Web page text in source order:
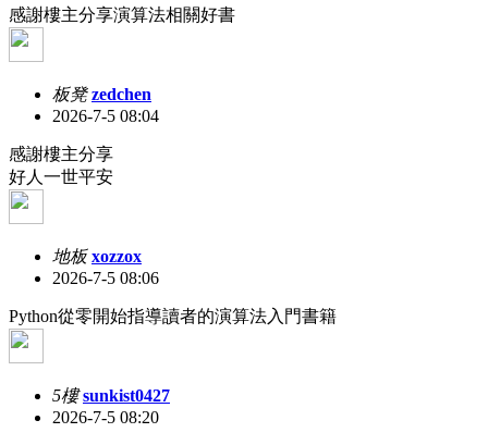
感謝樓主分享演算法相關好書
板凳 zedchen
2026-7-5 08:04
感謝樓主分享
好人一世平安
地板 xozzox
2026-7-5 08:06
Python從零開始指導讀者的演算法入門書籍
5樓 sunkist0427
2026-7-5 08:20